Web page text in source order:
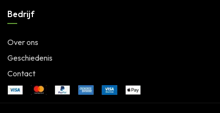
Bedrijf
Over ons
Geschiedenis
Contact